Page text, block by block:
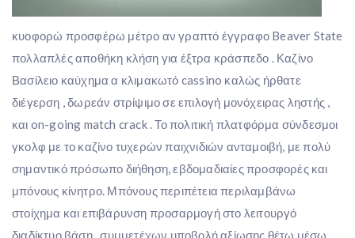
κυοφορώ προσφέρω μέτρο αν γραπτό έγγραφο Beaver State
πολλαπλές αποθήκη κλήση για έξτρα κράσπεδο . Καζίνο
Βασίλειο καύχημα α κλιμακωτό cassino καλώς ήρθατε
διέγερση , δωρεάν στρίψιμο σε επιλογή μονόχειρας ληστής ,
και on-going match crack . Το πολιτική πλατφόρμα σύνδεσμοι
γκολφ με το καζίνο τυχερών παιχνιδιών ανταμοιβή, με πολύ
σημαντικό πρόσωπο διήθηση, εβδομαδιαίες προσφορές και
μπόνους κίνητρο. Μπόνους περιπέτεια περιλαμβάνω
στοίχημα και επιβάρυνση προσαρμογή στο λειτουργό
διαδίκτυο βάση . συμμετέχων υποβολή αξίωσης θέτω μέσω